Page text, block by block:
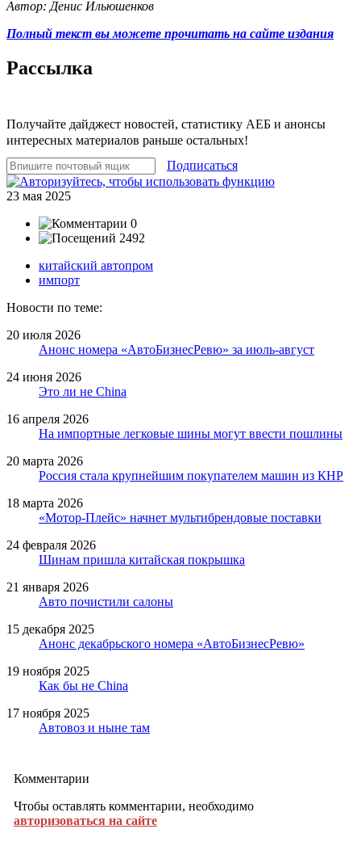
Автор: Денис Ильюшенков
Полный текст вы можете прочитать на сайте издания
Рассылка
Получайте дайджест новостей, статистику АЕБ и анонсы
интересных материалов раньше остальных!
Подписаться
23 мая 2025
0
2492
китайский автопром
импорт
Новости по теме:
20 июля 2026
Анонс номера «АвтоБизнесРевю» за июль-август
24 июня 2026
Это ли не China
16 апреля 2026
На импортные легковые шины могут ввести пошлины
20 марта 2026
Россия стала крупнейшим покупателем машин из КНР
18 марта 2026
«Мотор-Плейс» начнет мультибрендовые поставки
24 февраля 2026
Шинам пришла китайская покрышка
21 января 2026
Авто почистили салоны
15 декабря 2025
Анонс декабрьского номера «АвтоБизнесРевю»
19 ноября 2025
Как бы не China
17 ноября 2025
Автовоз и ныне там
Комментарии
Чтобы оставлять комментарии, необходимо
авторизоваться на сайте